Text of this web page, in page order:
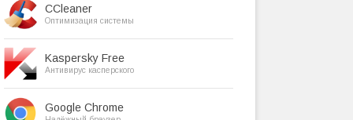
CCleaner
Оптимизация системы
Kaspersky Free
Антивирус касперского
Google Chrome